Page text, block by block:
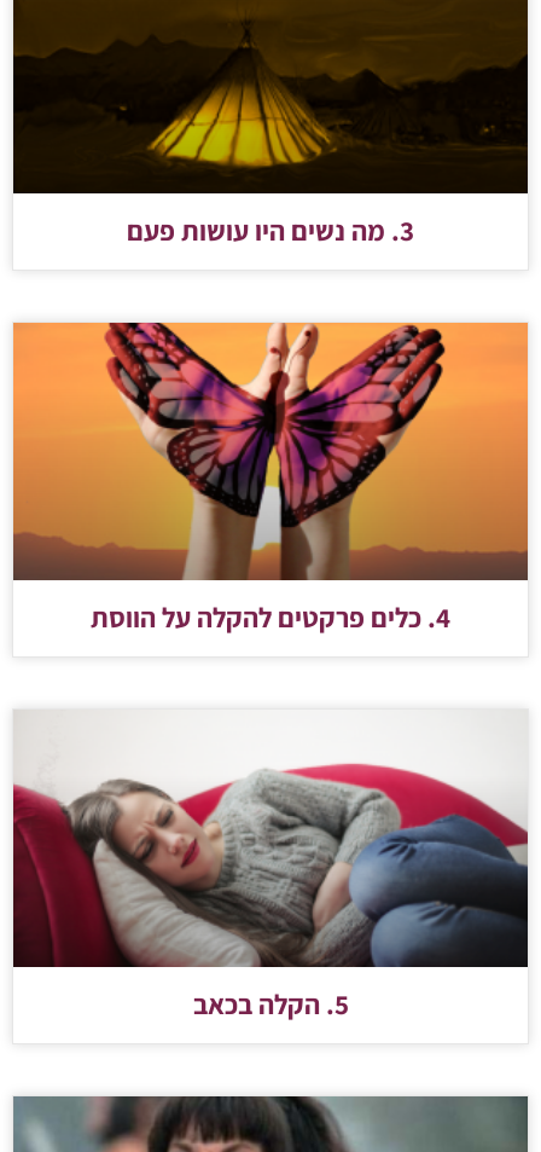
3. מה נשים היו עושות פעם
4. כלים פרקטים להקלה על הווסת
5. הקלה בכאב